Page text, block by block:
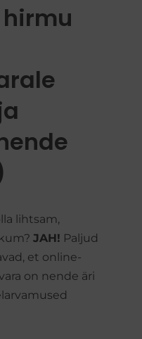
lihtsam,
JAH! Paljud
et online-
on nende äri